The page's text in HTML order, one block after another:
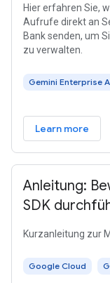
Hier erfahren Sie,
Aufrufe direkt an
Bank senden, um
zu verwalten.
Gemini Enterprise
Learn more
Anleitung:
SDK
Kurzanleitung zur
Google Cloud